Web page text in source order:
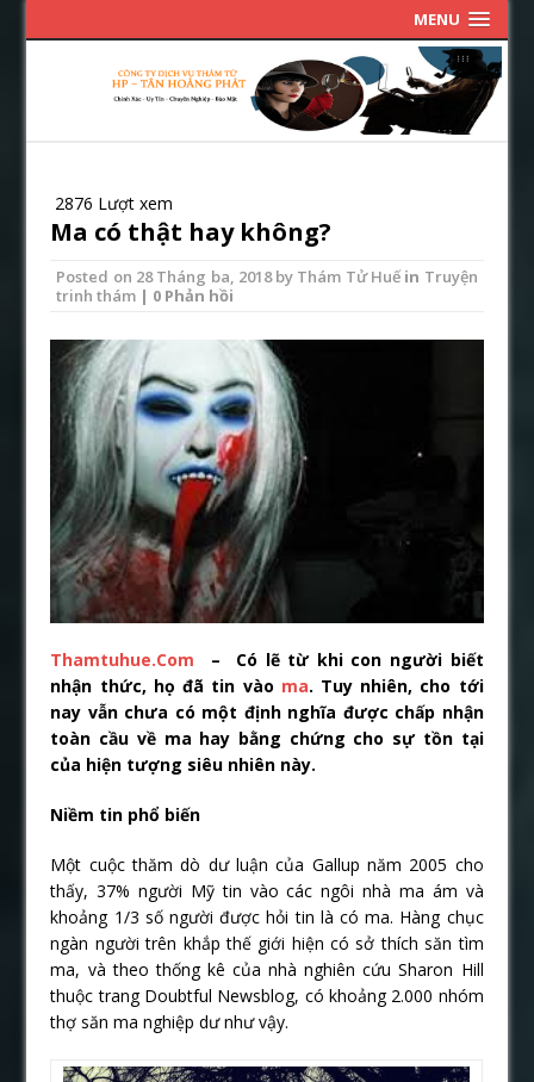
MENU
2876 Lượt xem
Ma có thật hay không?
Posted on 28 Tháng ba, 2018by Thám Tử Huếin Truyện
trinh thám | 0 Phản hồi
Thamtuhue.Com – Có lẽ từ khi con người biết
nhận thức, họ đã tin vào ma. Tuy nhiên, cho tới
nay vẫn chưa có một định nghĩa được chấp nhận
toàn cầu về ma hay bằng chứng cho sự tồn tại
của hiện tượng siêu nhiên này.
Niềm tin phổ biến
Một cuộc thăm dò dư luận của Gallup năm 2005 cho
thấy, 37% người Mỹ tin vào các ngôi nhà ma ám và
khoảng 1/3 số người được hỏi tin là có ma. Hàng chục
ngàn người trên khắp thế giới hiện có sở thích săn tìm
ma, và theo thống kê của nhà nghiên cứu Sharon Hill
thuộc trang Doubtful Newsblog, có khoảng 2.000 nhóm
thợ săn ma nghiệp dư như vậy.